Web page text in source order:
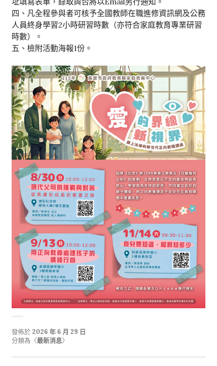
四、凡全程參與者可核予全國教師在職進修資訊網及公務
人員終身學習2小時研習時數（亦符合家庭教育專業研習
時數）。
五、檢附活動海報1份。
發佈於 2026 年 6 月 29 日
分類為〈最新消息〉